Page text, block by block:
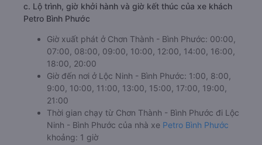
c. Lộ trình, giờ khởi hành và giờ kết thúc của xe khách
Petro Bình Phước
Giờ xuất phát ở Chơn Thành - Bình Phước: 00:00,
07:00, 08:00, 09:00, 10:00, 12:00, 14:00, 16:00,
18:00, 20:00
Giờ đến nơi ở Lộc Ninh - Bình Phước: 1:00, 8:00,
9:00, 10:00, 11:00, 13:00, 15:00, 17:00, 19:00,
21:00
Thời gian chạy từ Chơn Thành - Bình Phước đi Lộc
Ninh - Bình Phước của nhà xe Petro Bình Phước
khoảng: 1 giờ